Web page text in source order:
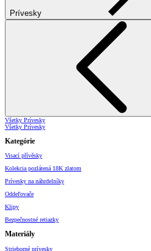
Prívesky
Všetky Prívesky
Všetky Prívesky
Kategórie
Visací přívěsky
Kolekcia pozlátená 18K zlatom
Prívesky na náhrdelníky
Oddeľovače
Klipy
Bezpečnostné retiazky
Materiály
Strieborné prívesky